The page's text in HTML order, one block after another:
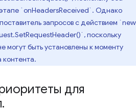
`onHeadersReceived`. Однако
запросов с действием `new
поскольку
могут быть установлены к моменту
контента.
для
.